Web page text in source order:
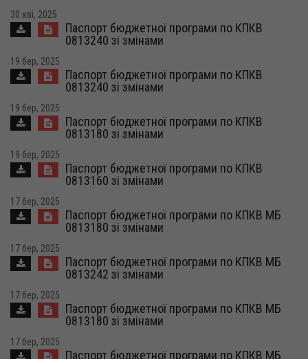
30 кві, 2025
Паспорт бюджетної програми по КПКВ
0813240 зі змінами
19 бер, 2025
Паспорт бюджетної програми по КПКВ
0813240 зі змінами
19 бер, 2025
Паспорт бюджетної програми по КПКВ
0813180 зі змінами
19 бер, 2025
Паспорт бюджетної програми по КПКВ
0813160 зі змінами
17 бер, 2025
Паспорт бюджетної програми по КПКВ МБ
0813180 зі змінами
17 бер, 2025
Паспорт бюджетної програми по КПКВ МБ
0813242 зі змінами
17 бер, 2025
Паспорт бюджетної програми по КПКВ МБ
0813180 зі змінами
17 бер, 2025
Паспорт бюджетної програми по КПКВ МБ